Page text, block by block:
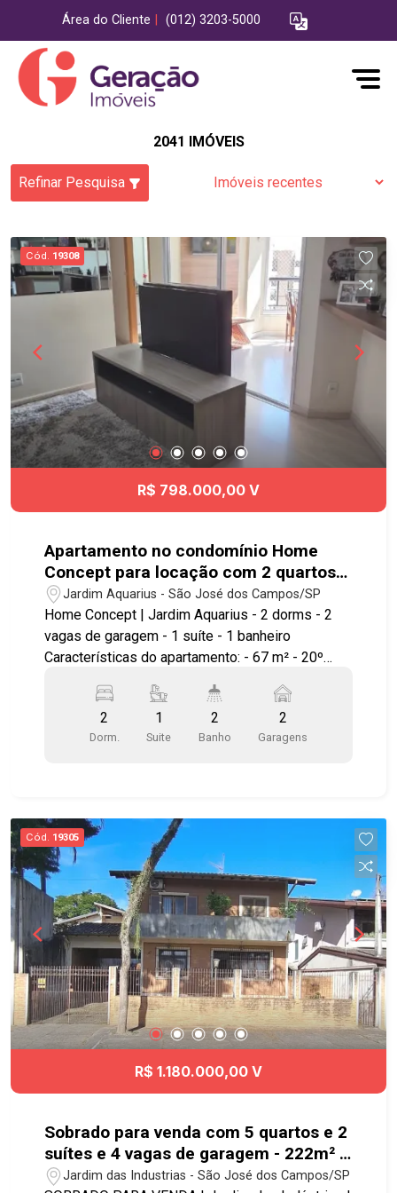
Área do Cliente (012) 3203-5000
2041 IMÓVEIS
Refinar Pesquisa
Cód. 19308
R$ 798.000,00 V
Apartamento no condomínio Home
Concept para locação com 2 quartos
sendo 1 suíte - 67 m² - No bairro
Jardim Aquarius - SJC
Jardim Aquarius - São José dos Campos/SP
Home Concept | Jardim Aquarius - 2 dorms - 2
vagas de garagem - 1 suíte - 1 banheiro
Características do apartamento: - 67 m² - 20º
montanhas - Sol da manhã - 2 vagas de garagem
cobertas - Varanda gourmet com fechamento em
vidro - Cozinha com móveis planejados -
Lazer do condomínio: - Piscina adulto - Piscina
infantil - Academia - Academia ao ar livre -
Quadra poliesportiva - Salão de festas - Salão de
jogos - Churrasqueira - Playground -
Brinquedoteca - Bicicletário Próximo ao Colinas
Shopping, Aquarius Open Mall, avenida Cassiano
Ricardo, padarias e supermercados. #aptoavenda
#geracaoimoveis #venda #apartamento
2
Dorm.
1
Suite
2
Banho
2
Garagens
Cód. 19305
R$ 1.180.000,00 V
Sobrado para venda com 5 quartos e 2
suítes e 4 vagas de garagem - 222m² -
Jardim das Indústrias
Jardim das Industrias - São José dos Campos/SP